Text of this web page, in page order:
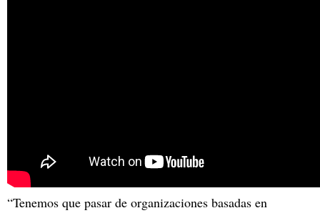
“Tenemos que pasar de organizaciones basadas en